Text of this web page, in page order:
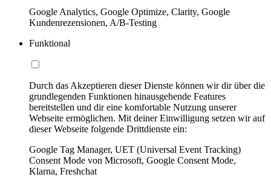
Google Analytics, Google Optimize, Clarity, Google
Kundenrezensionen, A/B-Testing
Funktional
Durch das Akzeptieren dieser Dienste können wir dir über die
grundlegenden Funktionen hinausgehende Features
bereitstellen und dir eine komfortable Nutzung unserer
Webseite ermöglichen. Mit deiner Einwilligung setzen wir auf
dieser Webseite folgende Drittdienste ein:
Google Tag Manager, UET (Universal Event Tracking)
Consent Mode von Microsoft, Google Consent Mode,
Klarna, Freshchat